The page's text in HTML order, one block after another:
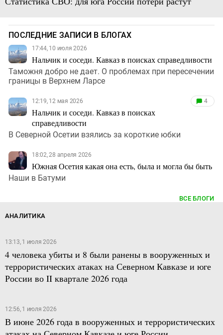
ПОСЛЕДНИЕ ЗАПИСИ В БЛОГАХ
17:44, 10 июля 2026
Нальчик и соседи. Кавказ в поисках справедливости
Таможня добро не дает. О проблемах при пересечении
границы в Верхнем Ларсе
12:19, 12 мая 2026
Нальчик и соседи. Кавказ в поисках
справедливости
4
В Северной Осетии взялись за короткие юбки
18:02, 28 апреля 2026
Южная Осетия какая она есть, была и могла бы быть
Наши в Батуми
ВСЕ БЛОГИ
АНАЛИТИКА
13:13, 1 июля 2026
4 человека убиты и 8 были ранены в вооруженных и
террористических атаках на Северном Кавказе и юге
России во II квартале 2026 года
12:56, 1 июля 2026
В июне 2026 года в вооруженных и террористических